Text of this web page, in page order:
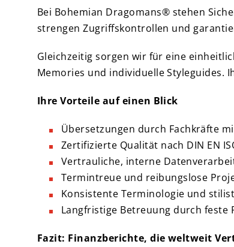
Bei Bohemian Dragomans® stehen
strengen Zugriffskontrollen und
Gleichzeitig sorgen wir für eine
Memories und individuelle Styleguides.
Ihre Vorteile auf einen Blick
Übersetzungen durch Fachkräfte
Zertifizierte Qualität nach DIN EN
Vertrauliche, interne
Termintreue und reibungslose
Konsistente Terminologie und
Langfristige Betreuung durch feste
Fazit: Finanzberichte, die weltweit